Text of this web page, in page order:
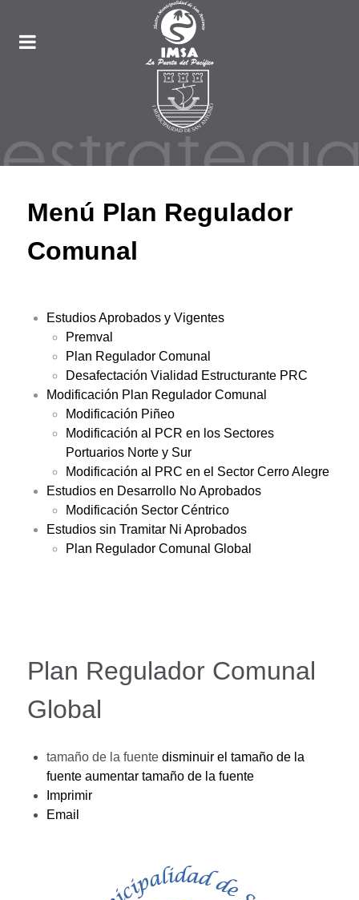
Menú Plan Regulador
Comunal
Estudios Aprobados y Vigentes
Premval
Plan Regulador Comunal
Desafectación Vialidad Estructurante PRC
Modificación Plan Regulador Comunal
Modificación Piñeo
Modificación al PCR en los Sectores
Portuarios Norte y Sur
Modificación al PRC en el Sector Cerro Alegre
Estudios en Desarrollo No Aprobados
Modificación Sector Céntrico
Estudios sin Tramitar Ni Aprobados
Plan Regulador Comunal Global
Plan Regulador Comunal
Global
tamaño de la fuente disminuir el tamaño de la
fuente aumentar tamaño de la fuente
Imprimir
Email